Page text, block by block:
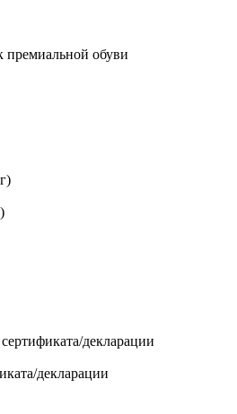
обуви
декларации
декларации